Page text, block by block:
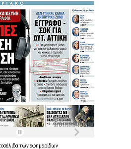
τωνεφημερίδων